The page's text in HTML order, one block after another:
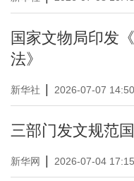
国家文物局印发
法》
新华社 2026-07-07
三部门发文规范
新华网 2026-07-04